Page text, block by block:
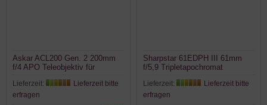
Askar ACL200 Gen. 2 200mm
f/4 APO Teleobjektiv für
Lieferzeit:
Lieferzeit bitte
erfragen
Sharpstar 61EDPH III 61mm
f/5,9 Tripletapochromat
Lieferzeit:
Lieferzeit bitte
erfragen